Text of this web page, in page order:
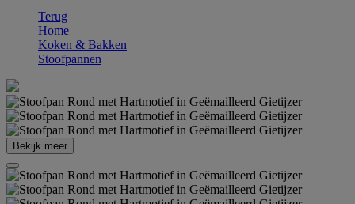
Terug
Home
Koken & Bakken
Stoofpannen
Bekijk meer